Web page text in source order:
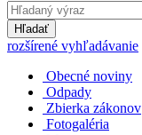
Hľadať
rozšírené vyhľadávanie
Obecné noviny
Odpady
Zbierka zákonov
Fotogaléria